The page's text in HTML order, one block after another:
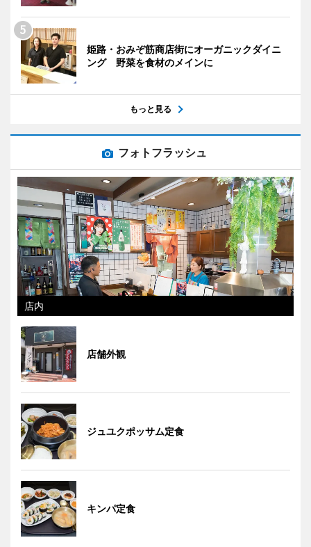
姫路・おみぞ筋商店街にオーガニックダイニ
ング 野菜を食材のメインに
もっと見る
フォトフラッシュ
店内
店舗外観
ジュユクポッサム定食
キンパ定食